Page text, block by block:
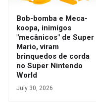
Bob-bomba e Meca-
koopa, inimigos
"mecânicos" de Super
Mario, viram
brinquedos de corda
no Super Nintendo
World
July 30, 2026